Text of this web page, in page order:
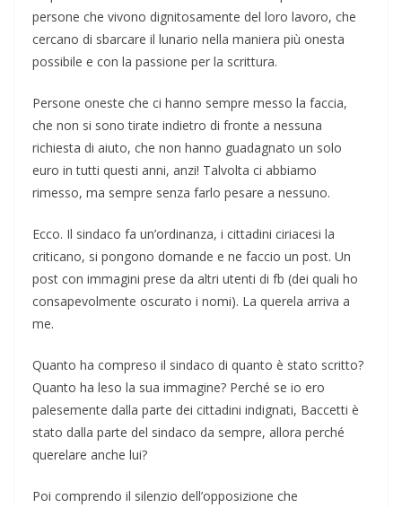
persone che vivono dignitosamente del loro lavoro, che
cercano di sbarcare il lunario nella maniera più onesta
possibile e con la passione per la scrittura.
Persone oneste che ci hanno sempre messo la faccia,
che non si sono tirate indietro di fronte a nessuna
richiesta di aiuto, che non hanno guadagnato un solo
euro in tutti questi anni, anzi! Talvolta ci abbiamo
rimesso, ma sempre senza farlo pesare a nessuno.
Ecco. Il sindaco fa un’ordinanza, i cittadini ciriacesi la
criticano, si pongono domande e ne faccio un post. Un
post con immagini prese da altri utenti di fb (dei quali ho
consapevolmente oscurato i nomi). La querela arriva a
me.
Quanto ha compreso il sindaco di quanto è stato scritto?
Quanto ha leso la sua immagine? Perché se io ero
palesemente dalla parte dei cittadini indignati, Baccetti è
stato dalla parte del sindaco da sempre, allora perché
querelare anche lui?
Poi comprendo il silenzio dell’opposizione che